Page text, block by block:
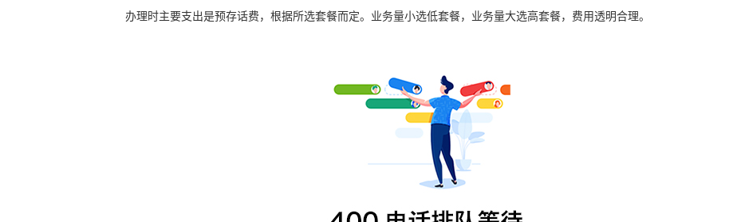
办理时主要支出是预存话费，根据所选套餐而定。业务量小选低套餐，业务量大选高套餐，费用透明合理。